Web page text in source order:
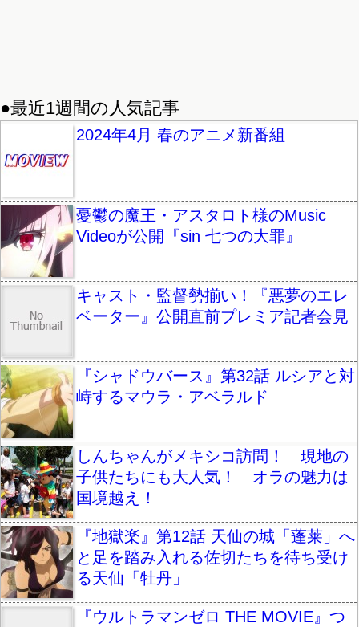
●最近1週間の人気記事
2024年4月 春のアニメ新番組
憂鬱の魔王・アスタロト様のMusic
Videoが公開『sin 七つの大罪』
キャスト・監督勢揃い！『悪夢のエレ
ベーター』公開直前プレミア記者会見
『シャドウバース』第32話 ルシアと対
峙するマウラ・アベラルド
しんちゃんがメキシコ訪問！ 現地の
子供たちにも大人気！ オラの魅力は
国境越え！
『地獄楽』第12話 天仙の城「蓬莱」へ
と足を踏み入れる佐切たちを待ち受け
る天仙「牡丹」
『ウルトラマンゼロ THE MOVIE』つ